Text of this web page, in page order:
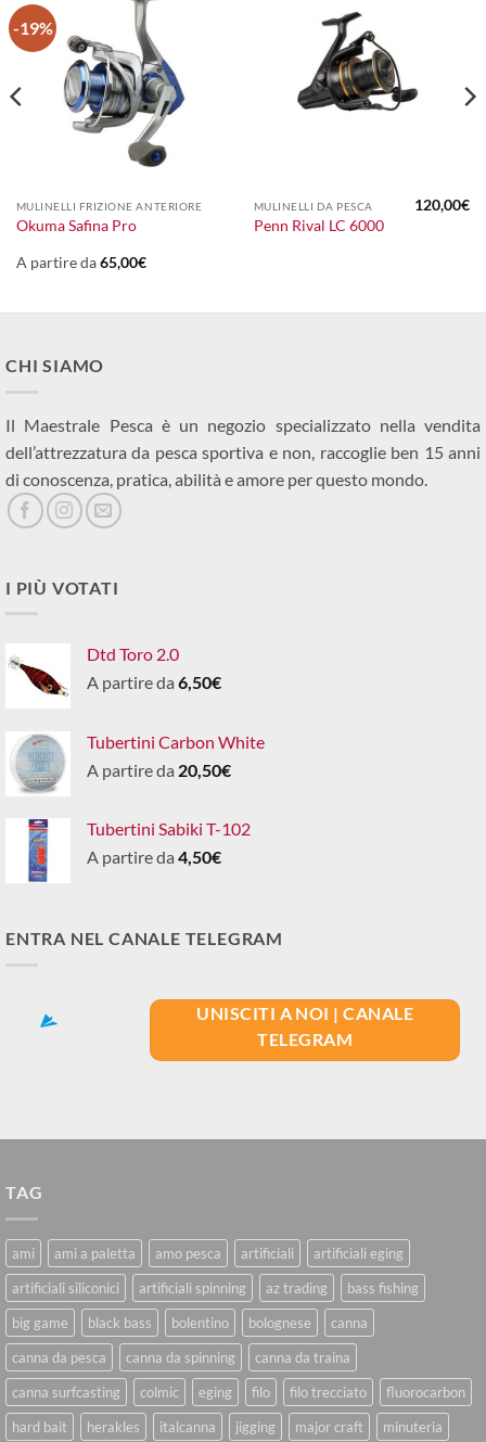
-19%
MULINELLI FRIZIONE ANTERIORE
Okuma Safina Pro
A partire da65,00€
MULINELLI DA PESCA
Penn Rival LC 6000
120,00€
CHI SIAMO
Il Maestrale Pesca è un negozio specializzato nella vendita
dell’attrezzatura da pesca sportiva e non, raccoglie ben 15 anni
di conoscenza, pratica, abilità e amore per questo mondo.
I PIÙ VOTATI
Dtd Toro 2.0
A partire da 6,50€
Tubertini Carbon White
A partire da 20,50€
Tubertini Sabiki T-102
A partire da 4,50€
ENTRA NEL CANALE TELEGRAM
UNISCITI A NOI | CANALE
TELEGRAM
TAG
ami ami a paletta amo pesca artificiali
artificiali eging
artificiali siliconici
artificiali spinning az trading
bass fishing
big game
black bass bolentino bolognese
canna
canna da pesca
canna da spinning
canna da traina
canna surfcasting
colmic eging filo filo trecciato
fluorocarbon
hard bait
herakles italcanna jigging major craft minuteria